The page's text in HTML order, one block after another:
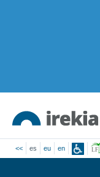
<< es eu en